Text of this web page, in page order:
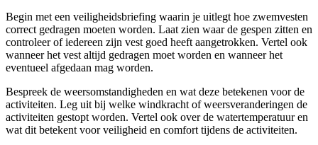
Begin met een veiligheidsbriefing waarin je uitlegt hoe zwemvesten
correct gedragen moeten worden. Laat zien waar de gespen zitten en
controleer of iedereen zijn vest goed heeft aangetrokken. Vertel ook
wanneer het vest altijd gedragen moet worden en wanneer het
eventueel afgedaan mag worden.
Bespreek de weersomstandigheden en wat deze betekenen voor de
activiteiten. Leg uit bij welke windkracht of weersveranderingen de
activiteiten gestopt worden. Vertel ook over de watertemperatuur en
wat dit betekent voor veiligheid en comfort tijdens de activiteiten.